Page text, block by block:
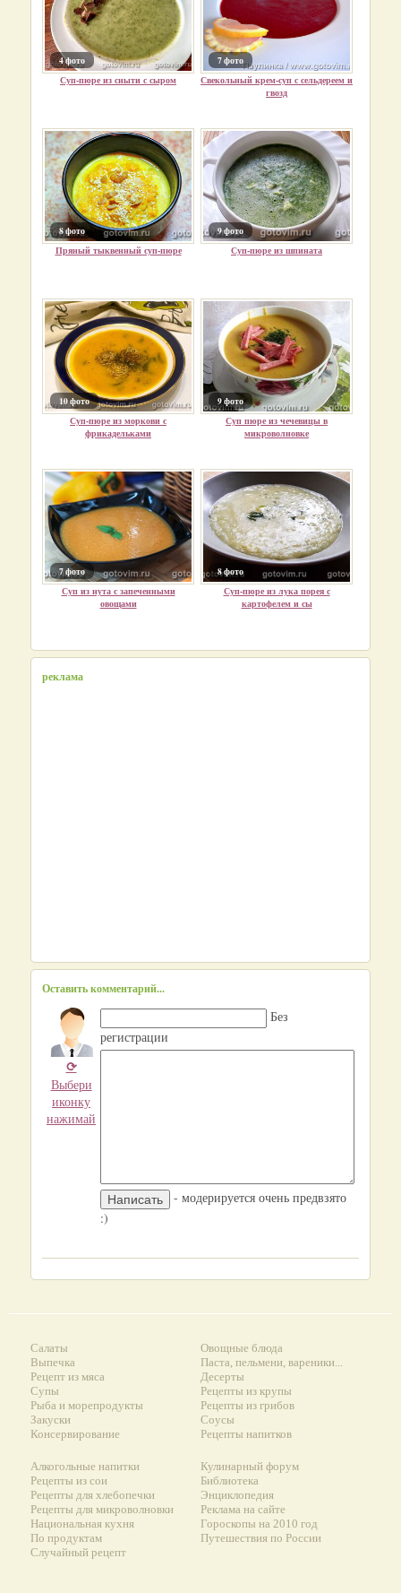
4 фото
Суп-пюре из сныти с сыром
7 фото
Свекольный крем-суп с сельдереем и
гвозд
8 фото
Пряный тыквенный суп-пюре
9 фото
Суп-пюре из шпината
10 фото
Суп-пюре из моркови с
фрикадельками
9 фото
Суп пюре из чечевицы в
микроволновке
7 фото
Суп из нута с запеченными
овощами
8 фото
Суп-пюре из лука порея с
картофелем и сы
реклама
Оставить комментарий...
⟳
Выбери
иконку
нажимай
Без
регистрации
- модерируется очень предвзято
:)
Салаты
Выпечка
Рецепт из мяса
Супы
Рыба и морепродукты
Закуски
Консервирование
Овощные блюда
Паста, пельмени, вареники...
Десерты
Рецепты из крупы
Рецепты из грибов
Соусы
Рецепты напитков
Алкогольные напитки
Рецепты из сои
Рецепты для хлебопечки
Рецепты для микроволновки
Национальная кухня
По продуктам
Случайный рецепт
Кулинарный форум
Библиотека
Энциклопедия
Реклама на сайте
Гороскопы на 2010 год
Путешествия по России